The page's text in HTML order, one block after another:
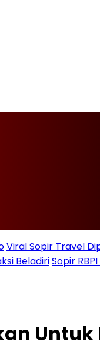
Viral Sopir Travel
BeladiriSopir